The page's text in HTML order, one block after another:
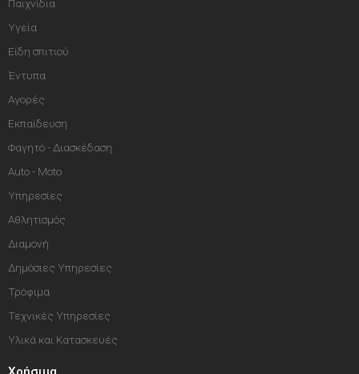
Παιχνίδια
Υγεία
Είδη σπιτιού
Έντυπα
Αγορές
Εκπαίδευση
Φαγητό - Διασκέδαση
Auto - Moto
Υπηρεσίες
Αθλητισμός
Διαμονή
Δημόσιες Υπηρεσίες
Τρόφιμα
Τεχνικές Υπηρεσίες
Υλικά και Κατασκευές